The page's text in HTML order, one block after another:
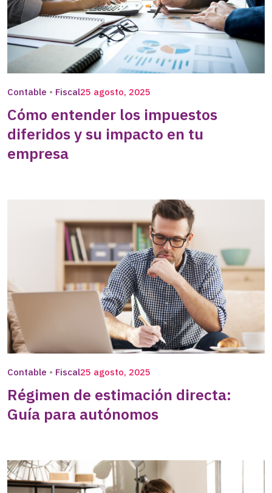
Contable Fiscal25 agosto, 2025
Cómo entender los impuestos
diferidos y su impacto en tu
empresa
Contable Fiscal25 agosto, 2025
Régimen de estimación directa:
Guía para autónomos